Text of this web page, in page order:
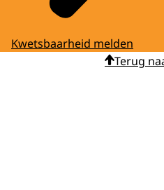
Kwetsbaarheid melden
Terug